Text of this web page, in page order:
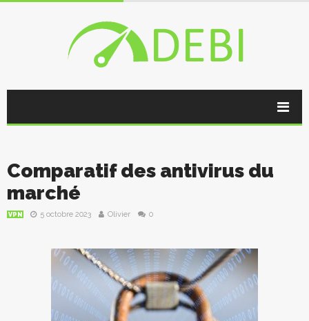
Comparatif des antivirus du
marché
VPN 5 octobre 2023 Olivier 0